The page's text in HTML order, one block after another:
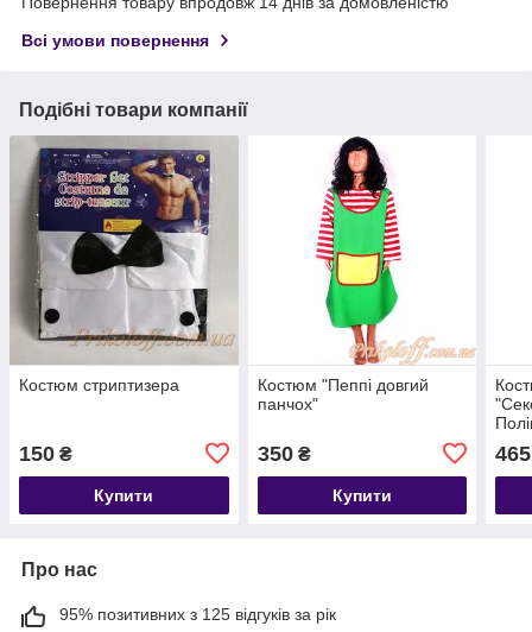
Всі умови повернення
Подібні товари компанії
Костюм стриптизера
150 ₴
Купити
Костюм "Пеппі довгий
панчох"
350₴
Купити
465
Про нас
95% позитивних з 125 відгуків за рік